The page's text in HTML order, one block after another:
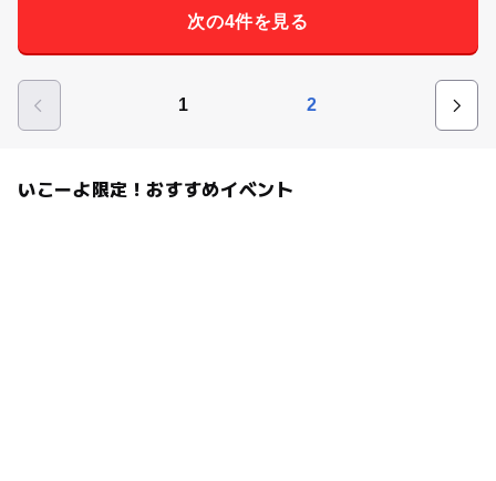
次の4件を見る
1 2
いこーよ限定！おすすめイベント